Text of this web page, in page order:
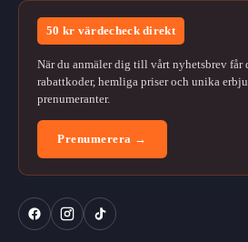
50 kr värdecheck direkt
När du anmäler dig till vårt nyhetsbrev får
rabattkoder, hemliga priser och unika
prenumeranter.
Prenumerera →